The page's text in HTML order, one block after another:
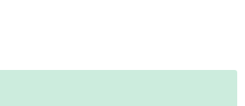
ると認められる委託先を選定し、秘